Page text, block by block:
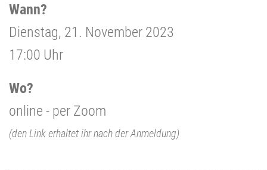
Wann?
Dienstag, 21. November 2023
17:00 Uhr
Wo?
online - per Zoom
(den Link erhaltet ihr nach der Anmeldung)